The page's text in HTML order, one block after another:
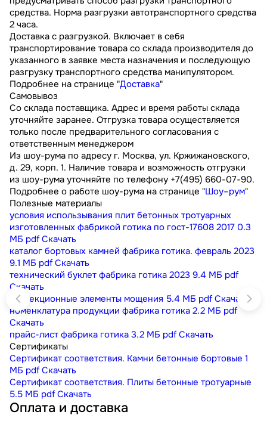
средства. Норма разгрузки автотранспортного средства
2 часа.
Доставка с разгрузкой. Включает в себя
транспортирование товара со склада производителя до
указанного в заявке места назначения и последующую
разгрузку транспортного средства манипулятором.
Подробнее на странице "Доставка"
Самовывоз
Со склада поставщика. Адрес и время работы склада
уточняйте заранее. Отгрузка товара осуществляется
только после предварительного согласования с
ответственным менеджером
Из шоу-рума по адресу г. Москва, ул. Кржижановского,
д. 29, корп. 1. Наличие товара и возможность отгрузки
из шоу-рума уточняйте по телефону +7(495) 660-07-90.
Подробнее о работе шоу-рума на странице "Шоу–рум"
Полезные материалы
условия использывания плит бетонных тротуарных
изготовленных фабрикой готика по гост-17608 2017 0.3
МБ pdf Скачать
каталог бортовых камней фабрика готика. февраль 2023
9.1 МБ pdf Скачать
технический буклет фабрика готика 2023 9.4 МБ pdf
Скачать
коллекционные элементы мощения 5.4 МБ pdf Скачать
номенклатура продукции фабрика готика 2.2 МБ pdf
Скачать
прайс-лист фабрика готика 3.2 МБ pdf Скачать
Сертификаты
Сертификат соответствия. Камни бетонные бортовые 1
МБ pdf Скачать
Сертификат соответствия. Плиты бетонные тротуарные
5.5 МБ pdf Скачать
Оплата и доставка